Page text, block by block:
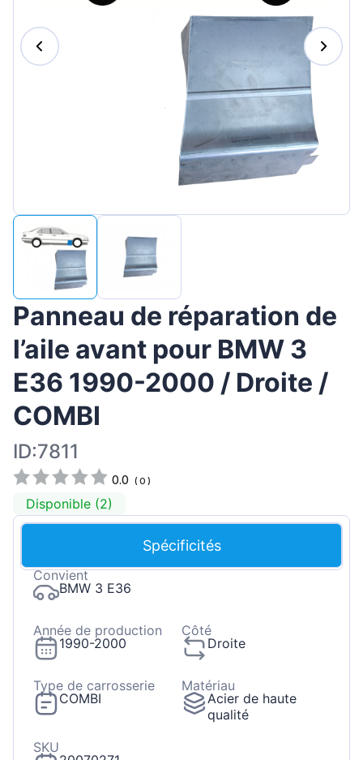
Lietuvių
Hrvatski
Português
Slovenian
Latvian
Slovenčina
Panneau de réparation de
l’aile avant pour BMW 3
E36 1990-2000 / Droite /
COMBI
ID:7811
0.0 (0 )
Disponible (2)
Spécificités
Convient
BMW 3 E36
Année de production
1990-2000
Côté
Droite
Type de carrosserie
COMBI
Matériau
Acier de haute
qualité
SKU